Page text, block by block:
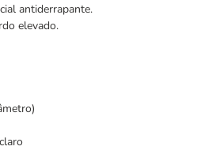
antiderrapante.
elevado.